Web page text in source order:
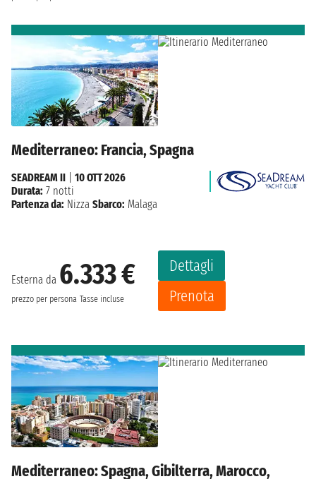
Mediterraneo: Francia, Spagna
Esterna da 6.333 €
prezzo per persona Tasse incluse
Dettagli
Prenota
SEADREAM II
10 OTT 2026
Durata: 7 notti
Partenza da: Nizza Sbarco: Malaga
Mediterraneo: Spagna, Gibilterra, Marocco,